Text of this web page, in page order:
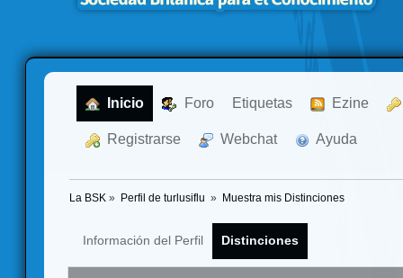
Inicio Foro Etiquetas Ezine
Registrarse Webchat Ayuda
La BSK » Perfil de turlusiflu » Muestra mis Distinciones
Información del Perfil Distinciones